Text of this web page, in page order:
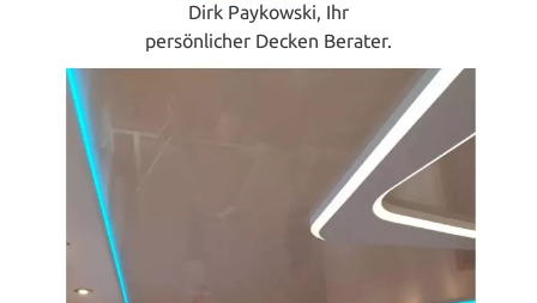
Dirk Paykowski, Ihr
persönlicher Decken Berater.